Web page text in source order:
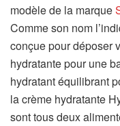
modèle de la marque
Comme son nom
conçue pour déposer
hydratante pour une
hydratant équilibrant
la crème hydratante
sont tous deux